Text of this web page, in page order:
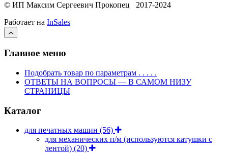
© ИП Максим Сергеевич Прокопец 2017-2024
Работает на InSales
Главное меню
Подобрать товар по параметрам . . . . .
ОТВЕТЫ НА ВОПРОСЫ — В САМОМ НИЗУ
СТРАНИЦЫ
Каталог
для печатных машин (56)
для механических п/м (используются катушки с
лентой) (20)